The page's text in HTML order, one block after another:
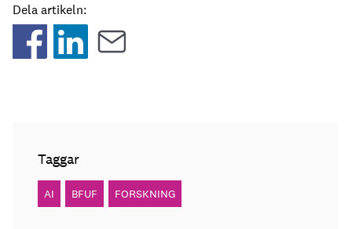
Dela artikeln:
Taggar
AI BFUF FORSKNING